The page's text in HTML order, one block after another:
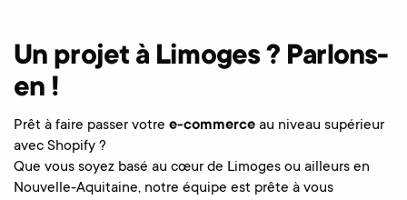
Un projet à Limoges ? Parlons-
en !
Prêt à faire passer votre e-commerce au niveau supérieur
avec Shopify ?
Que vous soyez basé au cœur de Limoges ou ailleurs en
Nouvelle-Aquitaine, notre équipe est prête à vous